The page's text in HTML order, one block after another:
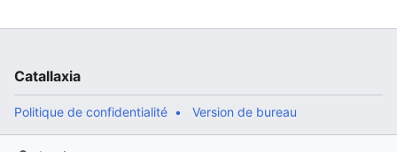
Catallaxia
Politique de confidentialité Version de bureau